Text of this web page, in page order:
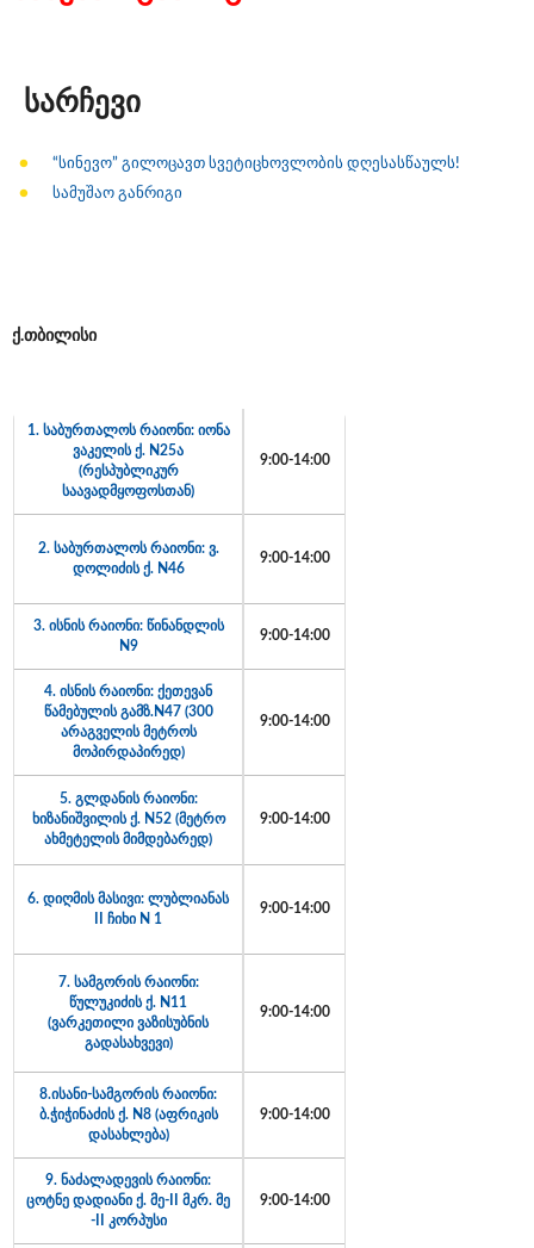
სარჩევი
“სინევო” გილოცავთ სვეტიცხოვლობის დღესასწაულს!
სამუშაო განრიგი
ქ.თბილისი
1. საბურთალოს რაიონი: იონა
ვაკელის ქ. N25ა
(რესპუბლიკურ
საავადმყოფოსთან)
9:00-14:00
2. საბურთალოს რაიონი: ვ.
დოლიძის ქ. N46
9:00-14:00
3. ისნის რაიონი: წინანდლის
N9
9:00-14:00
4. ისნის რაიონი: ქეთევან
წამებულის გამზ.N47 (300
არაგველის მეტროს
მოპირდაპირედ)
9:00-14:00
5. გლდანის რაიონი:
ხიზანიშვილის ქ. N52 (მეტრო
ახმეტელის მიმდებარედ)
9:00-14:00
6. დიღმის მასივი: ლუბლიანას
II ჩიხი N 1
9:00-14:00
7. სამგორის რაიონი:
წულუკიძის ქ. N11
(ვარკეთილი ვაზისუბნის
გადასახვევი)
9:00-14:00
8.ისანი-სამგორის რაიონი:
ბ.ჭიჭინაძის ქ. N8 (აფრიკის
დასახლება)
9:00-14:00
9. ნაძალადევის რაიონი:
ცოტნე დადიანი ქ. მე-II მკრ. მე
-II კორპუსი
9:00-14:00